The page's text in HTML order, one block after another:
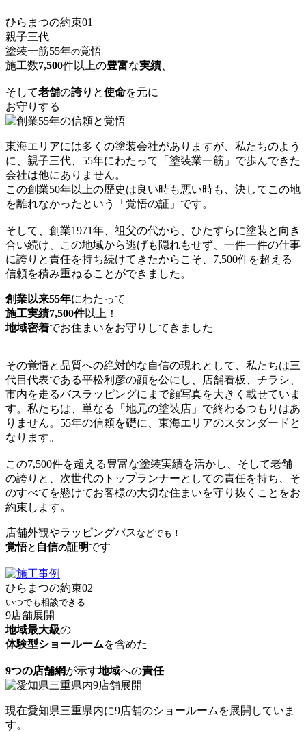
ひらまつの約束01
親子三代
塗装一筋55年の覚悟
施工数7,500件以上の豊富な実績
そして老舗の誇り と使命を元に
お守りする
東海エリアには多くの塗装会社がありますが、私たちのよう
に、親子三代、55年にわたって「塗装業一筋」で歩んできた
会社は他にありません。
この創業50年以上の歴史は良い時も悪い時も、決してこの地
を離れなかったという「覚悟の証」です。
そして、創業1971年、祖父の代から、ひたすらに塗装と向き
合い続け、この地域から逃げも隠れもせず、一件一件の仕事
に誇りと責任を持ち続けてきたからこそ、7,500件を超える
信頼を積み重ねることができました。
創業以来55年にわたって
施工実績7,500件以上！
地域密着でお住まいをお守りしてきました
その覚悟と品質への絶対的な自信の現れとして、私たちは三
代目代表である平松利彦の顔を公にし、店舗看板、チラシ、
市内を走るバスラッピングにまで顔写真を大きく載せていま
す。私たちは、単なる「地元の塗装店」で終わるつもりはあ
りません。55年の信頼を礎に、東海エリアのスタンダードと
なります。
この7,500件を超える豊富な塗装実績を活かし、そして老舗
の誇りと、次世代のトップランナーとしての責任を持ち、そ
のすべてを懸けてお客様の大切な住まいを守り抜くことをお
約束します。
店舗外観やラッピングバスなどでも！
覚悟と 自信の証明です
ひらまつの約束02
いつでも相談できる
9店舗展開
地域最大級の
体験型ショールームを含めた
9つの店舗網が示す地域への責任
現在愛知県三重県内に9店舗のショールームを展開していま
す。